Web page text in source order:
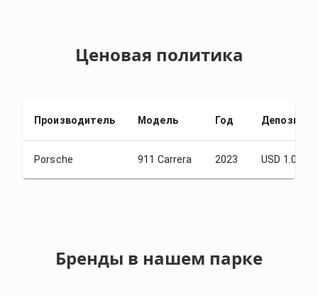
Ценовая политика
Производитель Модель Год Депозит
Porsche 911 Carrera 2023 USD 1.00
Бренды в нашем парке